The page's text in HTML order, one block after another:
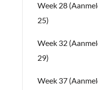
Week 28
25)
Week 32
29)
Week 37